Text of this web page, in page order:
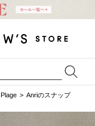
Plage Anriのスナップ